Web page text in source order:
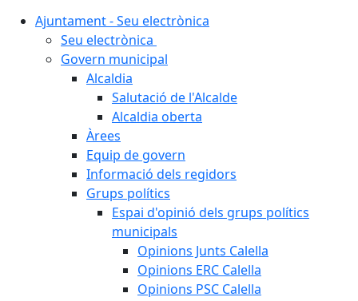
Ajuntament - Seu electrònica
Seu electrònica
Govern municipal
Alcaldia
Salutació de l'Alcalde
Alcaldia oberta
Àrees
Equip de govern
Informació dels regidors
Grups polítics
Espai d'opinió dels grups polítics
municipals
Opinions Junts Calella
Opinions ERC Calella
Opinions PSC Calella